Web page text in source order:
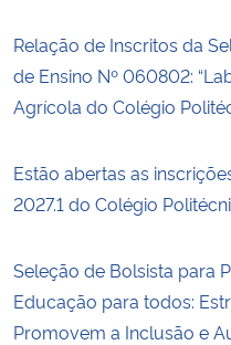
Relação de Inscritos da
de Ensino Nº 060802:
Agrícola do Colégio
Estão abertas as
2027.1 do Colégio
Seleção de Bolsista para
Educação para todos:
Promovem a Inclusão e